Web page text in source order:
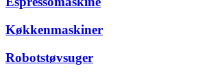
Køkkenmaskiner
Robotstøvsuger